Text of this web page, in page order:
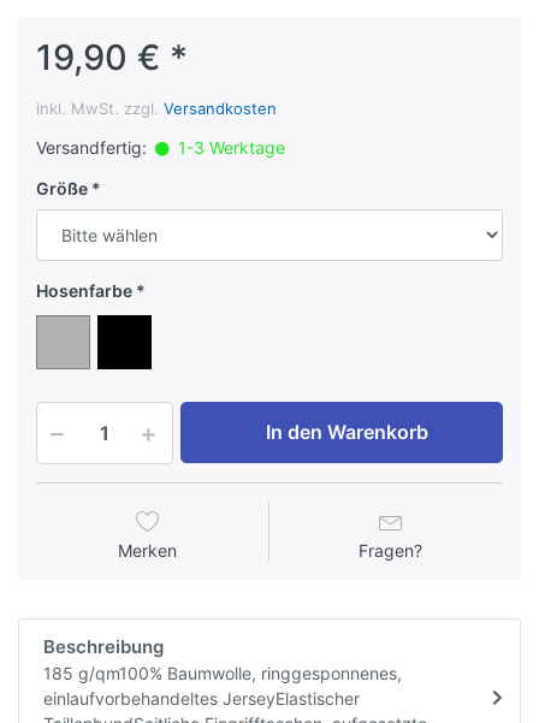
19,90 € *
inkl. MwSt. zzgl. Versandkosten
Versandfertig:
1-3 Werktage
Größe
Hosenfarbe
In den Warenkorb
Merken Fragen?
Beschreibung
185 g/qm100% Baumwolle, ringgesponnenes,
einlaufvorbehandeltes JerseyElastischer